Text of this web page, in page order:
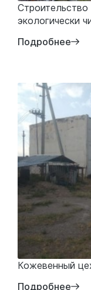
экологически
Подробнее
Кожевенный
Подробнее